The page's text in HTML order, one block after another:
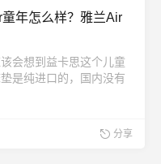
年怎么样？雅兰Air
会想到益卡思这个儿童
是纯进口的，国内没有
分享